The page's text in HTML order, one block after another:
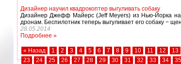
Дизайнер научил квадрокоптер выгуливать собаку
Дизайнер Джефф Майерс (Jeff Meyers) из Нью-Йорка
дронам. Беспилотник теперь выгуливает его собаку −
28.05.2014
Подробнее »
« Назад 1 2 3 4 5 6 7 8 9 10 11 12 13
23
24 25 26 27 28 29 30 31 32 33 34 35